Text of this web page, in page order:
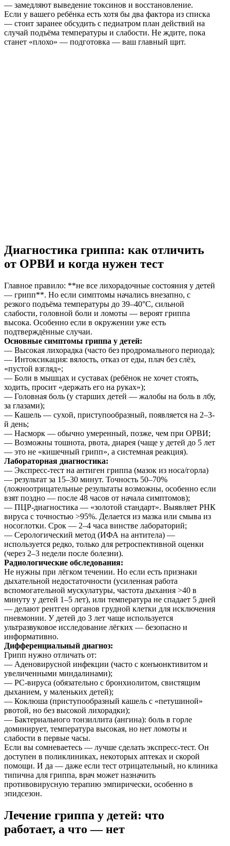
— замедляют выведение токсинов и восстановление.
Если у вашего ребёнка есть хотя бы два фактора из списка
— стоит заранее обсудить с педиатром план действий на
случай подъёма температуры и слабости. Не ждите, пока
станет «плохо» — подготовка — ваш главный щит.
Диагностика гриппа: как отличить
от ОРВИ и когда нужен тест
Главное правило: **не все лихорадочные состояния у детей
— грипп**. Но если симптомы начались внезапно, с
резкого подъёма температуры до 39–40°C, сильной
слабости, головной боли и ломоты — вероят гриппа
высока. Особенно если в окружении уже есть
подтверждённые случаи.
Основные симптомы гриппа у детей:
— Высокая лихорадка (часто без продромального периода);
— Интоксикация: вялость, отказ от еды, плач без слёз,
«пустой взгляд»;
— Боли в мышцах и суставах (ребёнок не хочет стоять,
ходить, просит «держать его на руках»);
— Головная боль (у старших детей — жалобы на боль в лбу,
за глазами);
— Кашель — сухой, приступообразный, появляется на 2–3-
й день;
— Насморк — обычно умеренный, позже, чем при ОРВИ;
— Возможны тошнота, рвота, диарея (чаще у детей до 5 лет
— это не «кишечный грипп», а системная реакция).
Лабораторная диагностика:
— Экспресс-тест на антиген гриппа (мазок из носа/горла)
— результат за 15–30 минут. Точность 50–70%
(ложноотрицательные результаты возможны, особенно если
взят поздно — после 48 часов от начала симптомов);
— ПЦР-диагностика — «золотой стандарт». Выявляет РНК
вируса с точностью >95%. Делается из мазка или смыва из
носоглотки. Срок — 2–4 часа винстве лабораторий;
— Серологический метод (ИФА на антитела) —
используется редко, только для ретроспективной оценки
(через 2–3 недели после болезни).
Радиологические обследования:
Не нужны при лёгком течении. Но если есть признаки
дыхательной недостаточности (усиленная работа
вспомогательной мускулатуры, частота дыхания >40 в
минуту у детей 1–5 лет), или температура не спадает 5 дней
— делают рентген органов грудной клетки для исключения
пневмонии. У детей до 3 лет чаще используется
ультразвуковое исследование лёгких — безопасно и
информативно.
Дифференциальный диагноз:
Грипп нужно отличать от:
— Аденовирусной инфекции (часто с конъюнктивитом и
увеличенными миндалинами);
— РС-вируса (обязательно с бронхиолитом, свистящим
дыханием, у маленьких детей);
— Коклюша (приступообразный кашель с «петушиной»
рвотой, но без высокой лихорадки);
— Бактериального тонзиллита (ангина): боль в горле
доминирует, температура высокая, но нет ломоты и
слабости в первые часы.
Если вы сомневаетесь — лучше сделать экспресс-тест. Он
доступен в поликлиниках, некоторых аптеках и скорой
помощи. И да — даже если тест отрицательный, но клиника
типична для гриппа, врач может назначить
противовирусную терапию эмпирически, особенно в
эпидсезон.
Лечение гриппа у детей: что
работает, а что — нет